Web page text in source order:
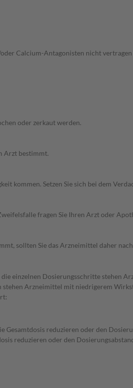
Calcium-Antagonisten nicht
oder zerkaut werden.
Arzt bestimmt.
kommen. Setzen Sie sich bei dem
fragen Sie Ihren Arzt oder
sollten Sie das Arzneimittel daher
einzelnen Dosierungsschritte stehen
Arzneimittel mit niedrigerem
reduzieren oder den
reduzieren oder den